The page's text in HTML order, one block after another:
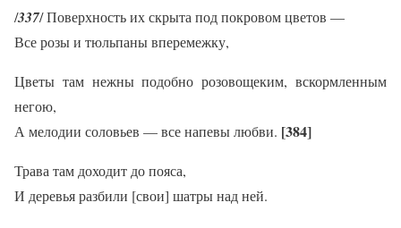
/337/ Поверхность их скрыта под покровом цветов —
Все розы и тюльпаны вперемежку,
Цветы там нежны подобно розовощеким, вскормленным
негою,
А мелодии соловьев — все напевы любви. [384]
Трава там доходит до пояса,
И деревья разбили [свои] шатры над ней.